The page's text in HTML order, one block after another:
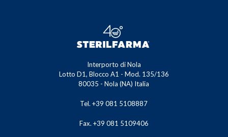
Interporto di Nola
Lotto D1, Blocco A1 - Mod. 135/136
80035 - Nola (NA) Italia
Tel. +39 081 5108887
Fax. +39 081 5109406